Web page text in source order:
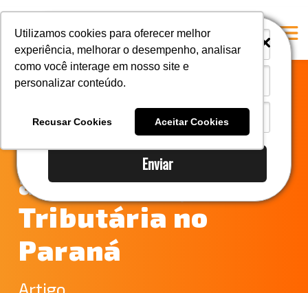
Enviar
Utilizamos cookies para oferecer melhor
experiência, melhorar o desempenho, analisar
como você interage em nosso site e
personalizar conteúdo.
Recusar Cookies Aceitar Cookies
i
i
A Mastersul
#35 (no title)
Blog
#37 (no title)
Exclusão de
produtos sujeitos
à Substituição
Tributária no
Paraná
Artigo